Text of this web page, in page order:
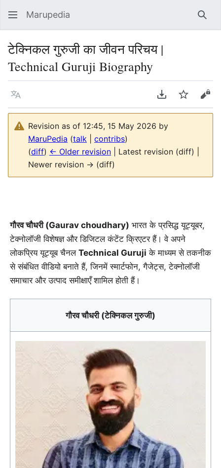
Marupedia
टेक्निकल गुरुजी का जीवन परिचय |
Technical Guruji Biography
Language Download PDF
Watch
Revision as of 12:45, 15 May 2026 by
MaruPedia (talk contribs)
(diff) ← Older revision | Latest revision (diff) |
Newer revision → (diff)
गौरव चौधरी (Gaurav choudhary) भारत के प्रसिद्ध यूट्यूबर,
टेक्नोलॉजी विशेषज्ञ और डिजिटल कंटेंट क्रिएटर हैं। वे अपने
लोकप्रिय यूट्यूब चैनल Technical Guruji के माध्यम से तकनीक
से संबंधित वीडियो बनाते हैं, जिनमें स्मार्टफोन, गैजेट्स, टेक्नोलॉजी
समाचार और उत्पाद समीक्षाएँ शामिल होती हैं।
गौरव चौधरी (टेक्निकल गुरुजी)